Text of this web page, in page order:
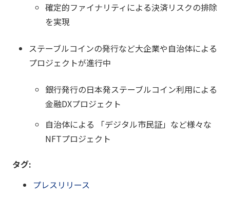
確定的ファイナリティによる決済リスクの排除
を実現
ステーブルコインの発行など大企業や自治体による
プロジェクトが進行中
銀行発行の日本発ステーブルコイン利用による
金融DXプロジェクト
自治体による 「デジタル市民証」など様々な
NFTプロジェクト
タグ:
プレスリリース